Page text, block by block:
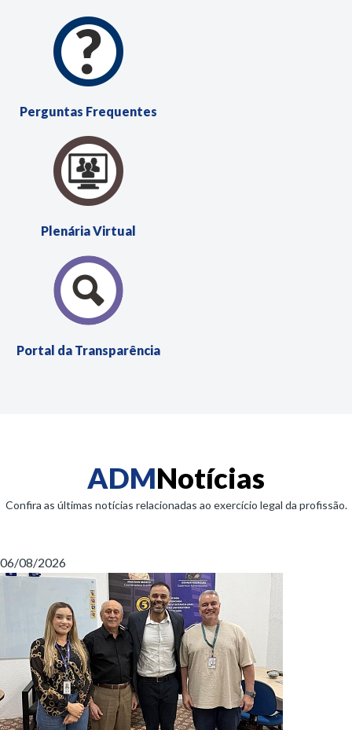
Perguntas Frequentes
PlenáriaVirtual
Portal da Transparência
ADMNotícias
Confira as últimas notícias relacionadas ao exercício legal da profissão.
06/08/2026